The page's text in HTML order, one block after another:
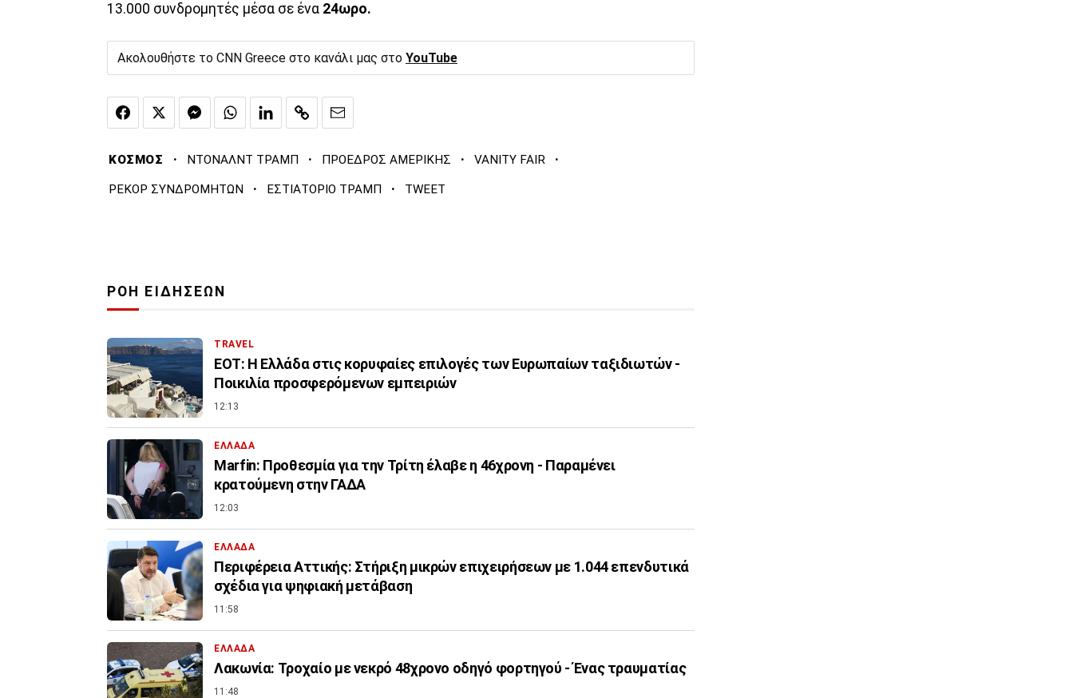
13.000 συνδρομητές μέσα σε ένα 24ωρο.
Ακολουθήστε το CNN Greece στο κανάλι μας στο YouTube
ΚΟΣΜΟΣ · ΝΤΟΝΑΛΝΤ ΤΡΑΜΠ · ΠΡΟΕΔΡΟΣ ΑΜΕΡΙΚΗΣ · VANITY FAIR ·
ΡΕΚΟΡ ΣΥΝΔΡΟΜΗΤΩΝ · ΕΣΤΙΑΤΟΡΙΟ ΤΡΑΜΠ · TWEET
ΡΟΗ ΕΙΔΗΣΕΩΝ
TRAVEL
ΕΟΤ: Η Ελλάδα στις κορυφαίες επιλογές των Ευρωπαίων ταξιδιωτών -
Ποικιλία προσφερόμενων εμπειριών
12:13
ΕΛΛΑΔΑ
Marfin: Προθεσμία για την Τρίτη έλαβε η 46χρονη - Παραμένει
κρατούμενη στην ΓΑΔΑ
12:03
ΕΛΛΑΔΑ
Περιφέρεια Αττικής: Στήριξη μικρών επιχειρήσεων με 1.044 επενδυτικά
σχέδια για ψηφιακή μετάβαση
11:58
ΕΛΛΑΔΑ
Λακωνία: Τροχαίο με νεκρό 48χρονο οδηγό φορτηγού - Ένας τραυματίας
11:48